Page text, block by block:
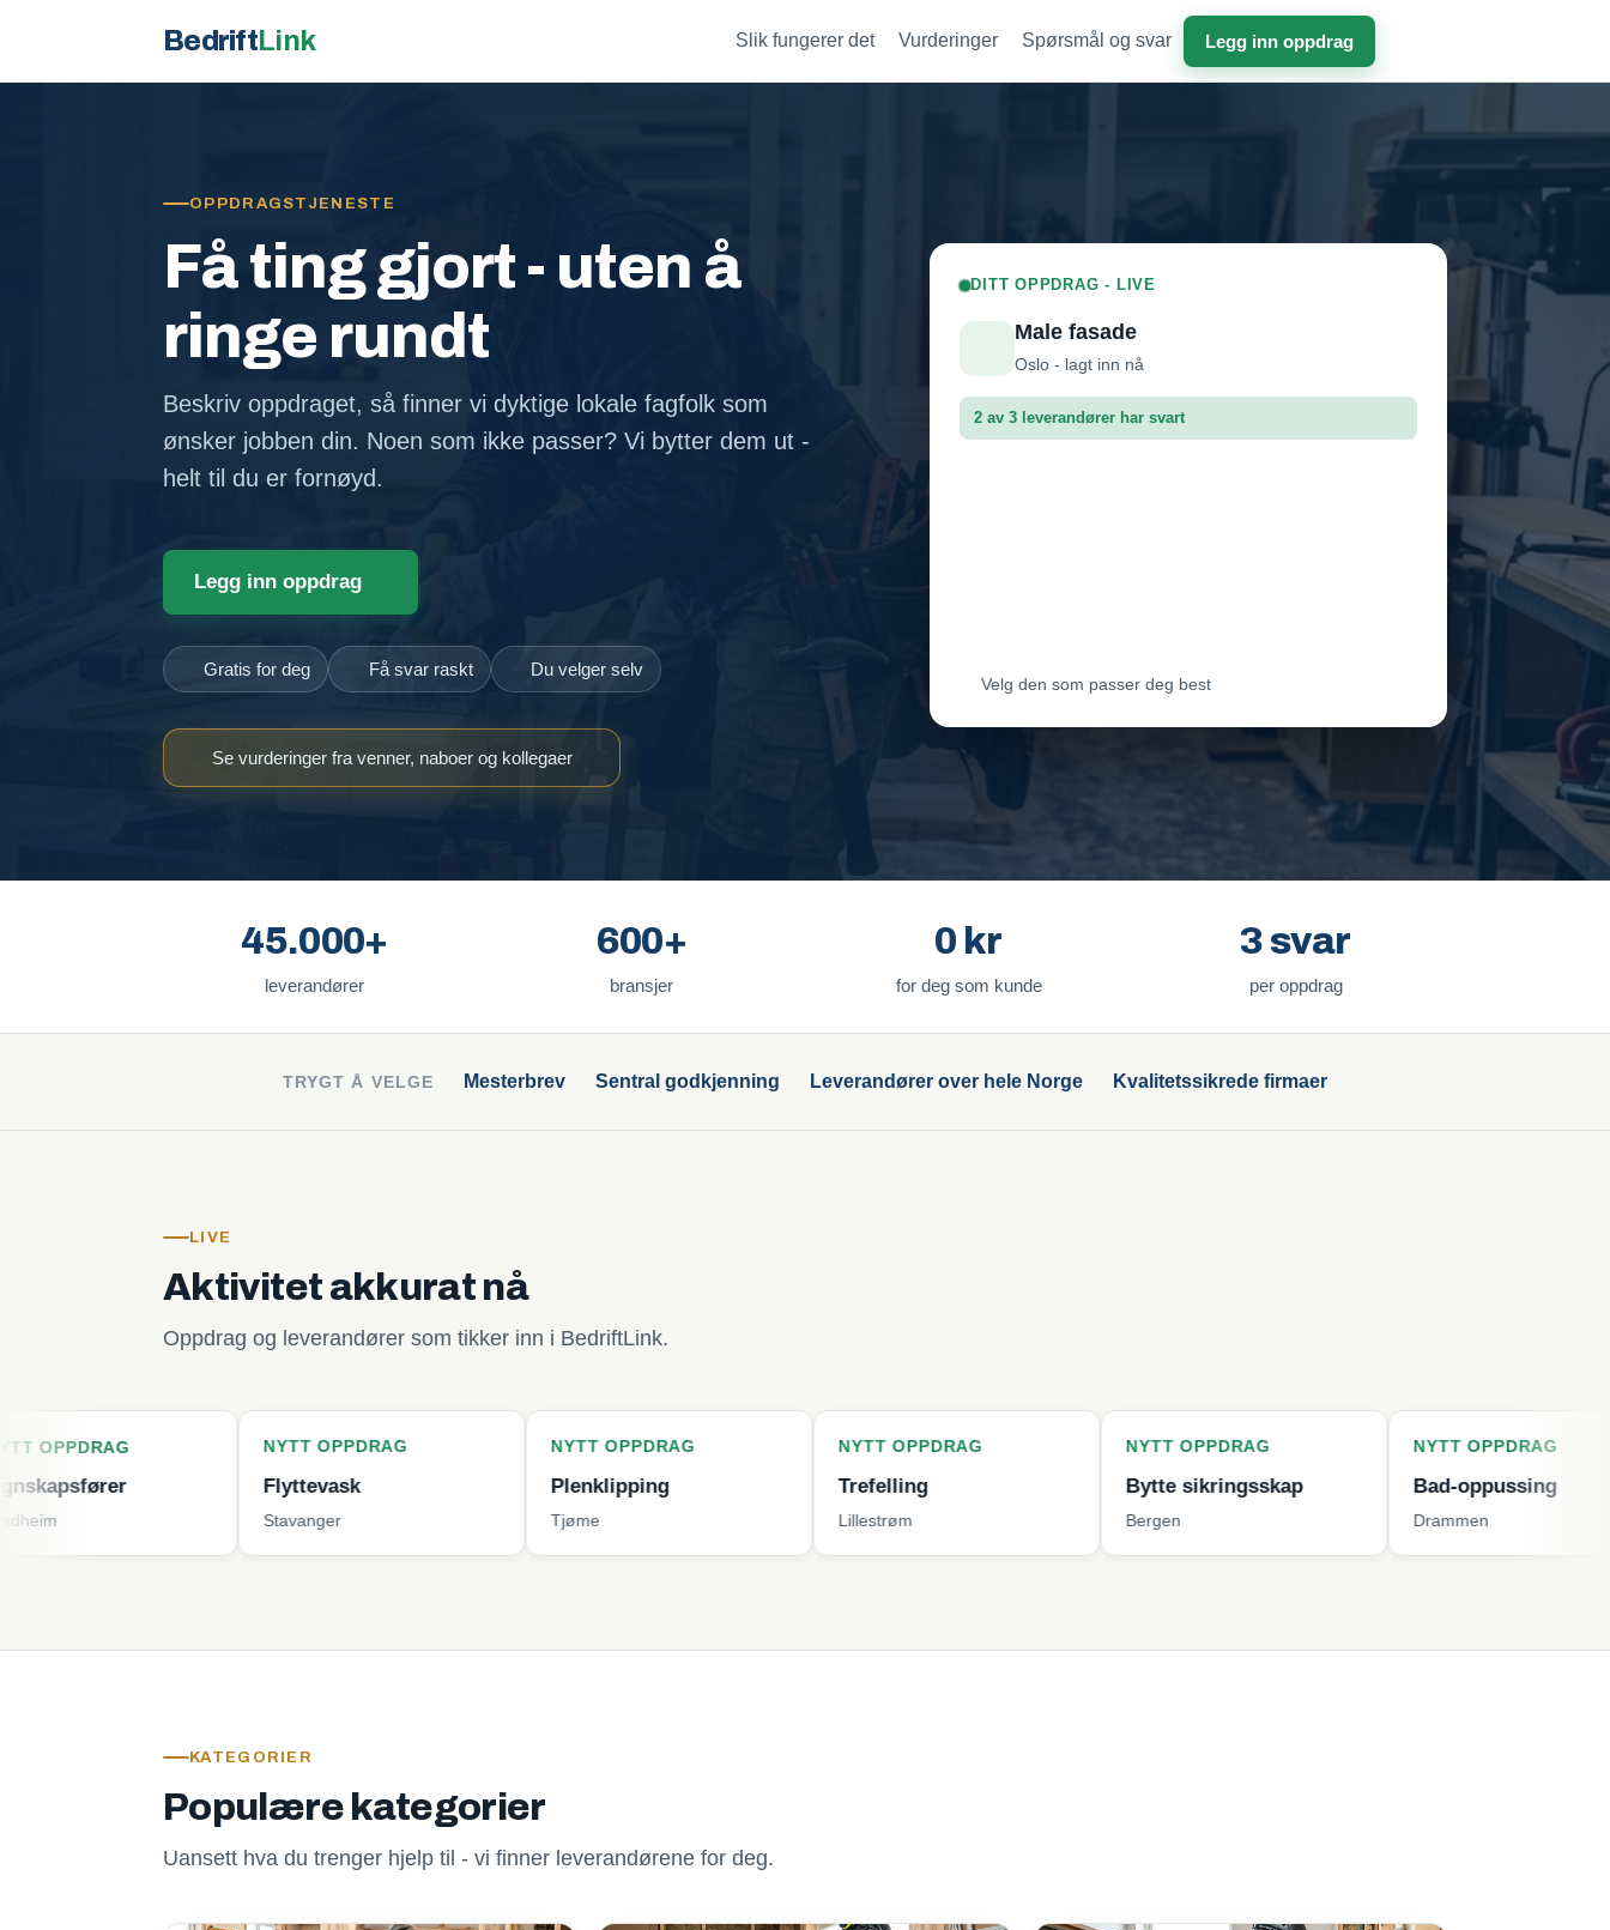
BedriftLink Slik fungerer det Vurderinger Spørsmål og svar Legg inn oppdrag
OPPDRAGSTJENESTE
Få ting gjort - uten å
ringe rundt
Beskriv oppdraget, så finner vi dyktige lokale fagfolk som
ønsker jobben din. Noen som ikke passer? Vi bytter dem ut -
helt til du er fornøyd.
Legg inn oppdrag
Gratis for deg Få svar raskt Du velger selv
Se vurderinger fra venner, naboer og kollegaer
DITT OPPDRAG - LIVE
Male fasade
Oslo - lagt inn nå
2 av 3 leverandører har svart
Velg den som passer deg best
45.000+
leverandører
600+
bransjer
0 kr
for deg som kunde
3 svar
per oppdrag
TRYGT Å VELGE Mesterbrev Sentral godkjenning Leverandører over hele Norge Kvalitetssikrede firmaer
LIVE
Aktivitet akkurat nå
Oppdrag og leverandører som tikker inn i BedriftLink.
NYTT OPPDRAG NYTT OPPDRAG
Plenklipping
NYTT OPPDRAG NYTT OPPDRAG
Bytte sikringsskap
NYTT OPPDRAG
Bad-oppussing
KATEGORIER
Populære kategorier
Uansett hva du trenger hjelp til - vi finner leverandørene for deg.